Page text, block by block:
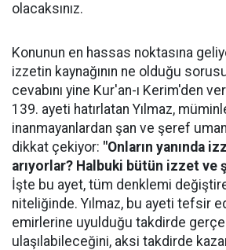
olacaksınız.
Konunun en hassas noktasına
izzetin kaynağının ne olduğu
cevabını yine Kur'an-ı Kerim'den
139. ayeti hatırlatan Yılmaz,
inanmayanlardan şan ve şeref
dikkat çekiyor: "Onların yanında
arıyorlar? Halbuki bütün izzet ve
İşte bu ayet, tüm denklemi
niteliğinde. Yılmaz, bu ayeti tefsir
emirlerine uyulduğu takdirde
ulaşılabileceğini, aksi takdirde